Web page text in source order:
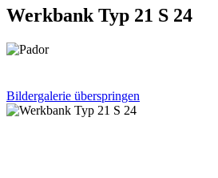
Werkbank Typ 21 S 24
Bildergalerie überspringen